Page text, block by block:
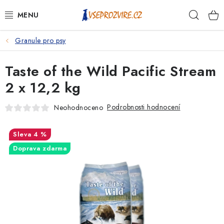
na
PSI
KOČKY
KONĚ
PRO CHOVATELE
KRÁLÍCI/HLODAVCI/PTÁCI
Granule pro psy
Taste of the Wild Pacific Stream
2 x 12,2 kg
Neohodnoceno Podrobnosti hodnocení
4 %
Doprava zdarma